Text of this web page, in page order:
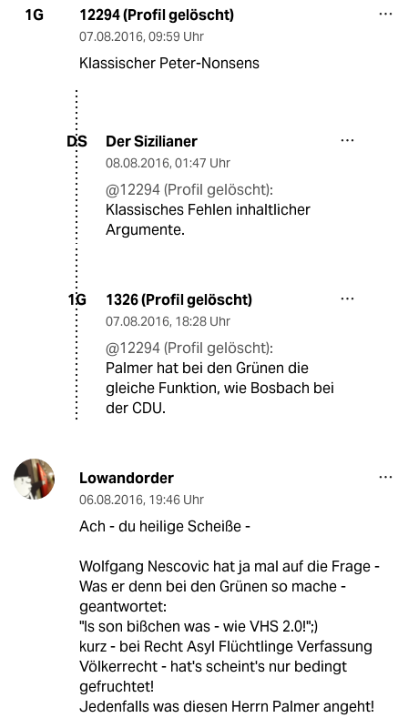
1G 12294 (Profil gelöscht)
07.08.2016, 09:59 Uhr
Klassischer Peter-Nonsens
DS Der Sizilianer
08.08.2016, 01:47 Uhr
@12294 (Profil gelöscht):
Klassisches Fehlen inhaltlicher
Argumente.
1G 1326 (Profil gelöscht)
07.08.2016, 18:28 Uhr
@12294 (Profil gelöscht):
Palmer hat bei den Grünen die
gleiche Funktion, wie Bosbach bei
der CDU.
Lowandorder
06.08.2016, 19:46 Uhr
Ach - du heilige Scheiße -
Wolfgang Nescovic hat ja mal auf die Frage -
Was er denn bei den Grünen so mache -
geantwortet:
"Is son bißchen was - wie VHS 2.0!";)
kurz - bei Recht Asyl Flüchtlinge Verfassung
Völkerrecht - hat's scheint's nur bedingt
gefruchtet!
Jedenfalls was diesen Herrn Palmer angeht!